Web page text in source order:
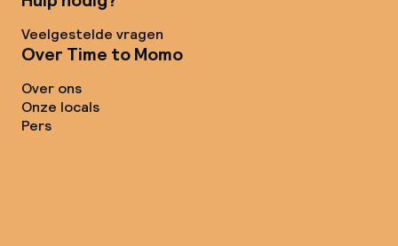
Veelgestelde vragen
Over Time to Momo
Over ons
Onze locals
Pers